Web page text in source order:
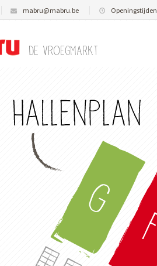
mabru@mabru.be Openingstijden
De vroegmarkt